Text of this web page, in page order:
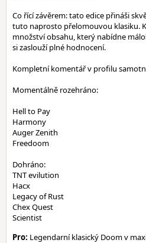
Co řící závěrem: tato edice přináši
tuto naprosto přelomouvou klasiku.
množství obsahu, který nabídne
si zaslouží plné hodnocení.
Kompletní komentář v profilu
Momentálně rozehráno:
Hell to Pay
Harmony
Auger Zenith
Freedoom
Dohráno:
TNT evilution
Hacx
Legacy of Rust
Chex Quest
Scientist
Pro: Legendarní klasický Doom v